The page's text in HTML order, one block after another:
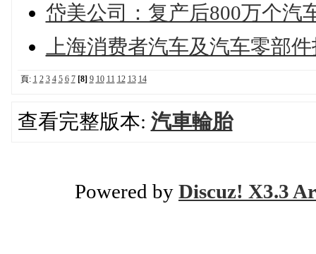
岱美公司：复产后800万个汽
上海消费者汽车及汽车零部
頁: 1 2 3 4 5 6 7 [8] 9 10 11 12 13 14
查看完整版本: 汽車輪胎
Powered by Discuz! X3.3